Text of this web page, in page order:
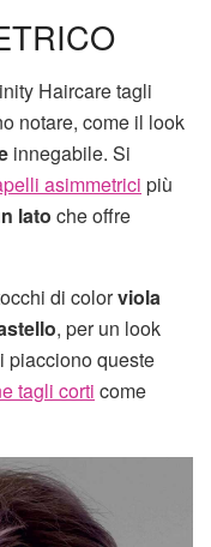
Haircare tagli
notare, come il look
innegabile. Si
asimmetrici più
lato che offre
di colorviola
, per un look
piacciono queste
tagli corti come